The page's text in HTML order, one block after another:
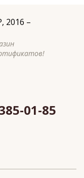
, 2016 –
01-85